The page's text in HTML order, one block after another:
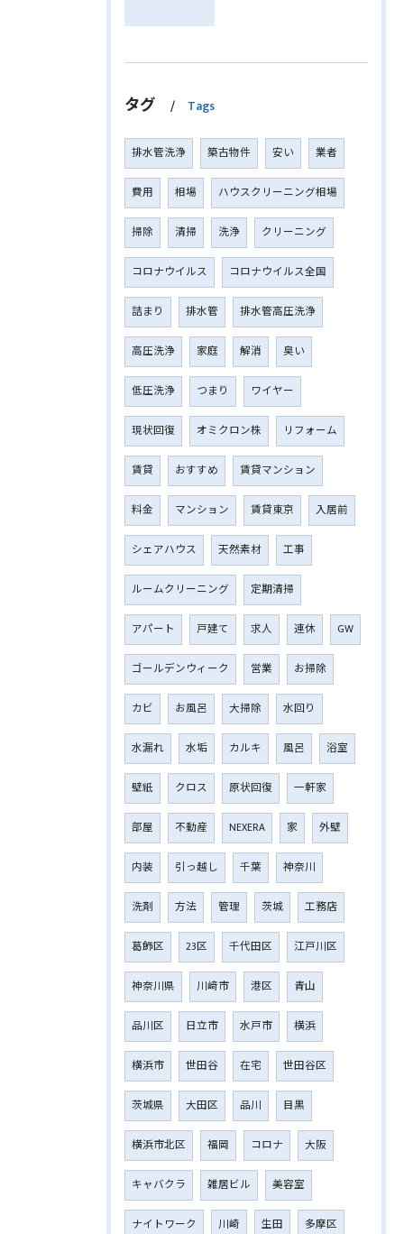
タグ Tags
排水管洗浄 築古物件 安い 業者
費用 相場 ハウスクリーニング相場
掃除 清掃 洗浄 クリーニング
コロナウイルス コロナウイルス全国
詰まり 排水管 排水管高圧洗浄
高圧洗浄 家庭 解消 臭い
低圧洗浄 つまり ワイヤー
現状回復 オミクロン株 リフォーム
賃貸 おすすめ 賃貸マンション
料金 マンション 賃貸東京 入居前
シェアハウス 天然素材 工事
ルームクリーニング 定期清掃
アパート 戸建て 求人 連休 GW
ゴールデンウィーク 営業 お掃除
カビ お風呂 大掃除 水回り
水漏れ 水垢 カルキ 風呂 浴室
壁紙 クロス 原状回復 一軒家
部屋 不動産 NEXERA 家 外壁
内装 引っ越し 千葉 神奈川
洗剤 方法 管理 茨城 工務店
葛飾区 23区 千代田区 江戸川区
神奈川県 川﨑市 港区 青山
品川区 日立市 水戸市 横浜
横浜市 世田谷 在宅 世田谷区
茨城県 大田区 品川 目黒
横浜市北区 福岡 コロナ 大阪
キャバクラ 雑居ビル 美容室
ナイトワーク 川崎 生田 多摩区